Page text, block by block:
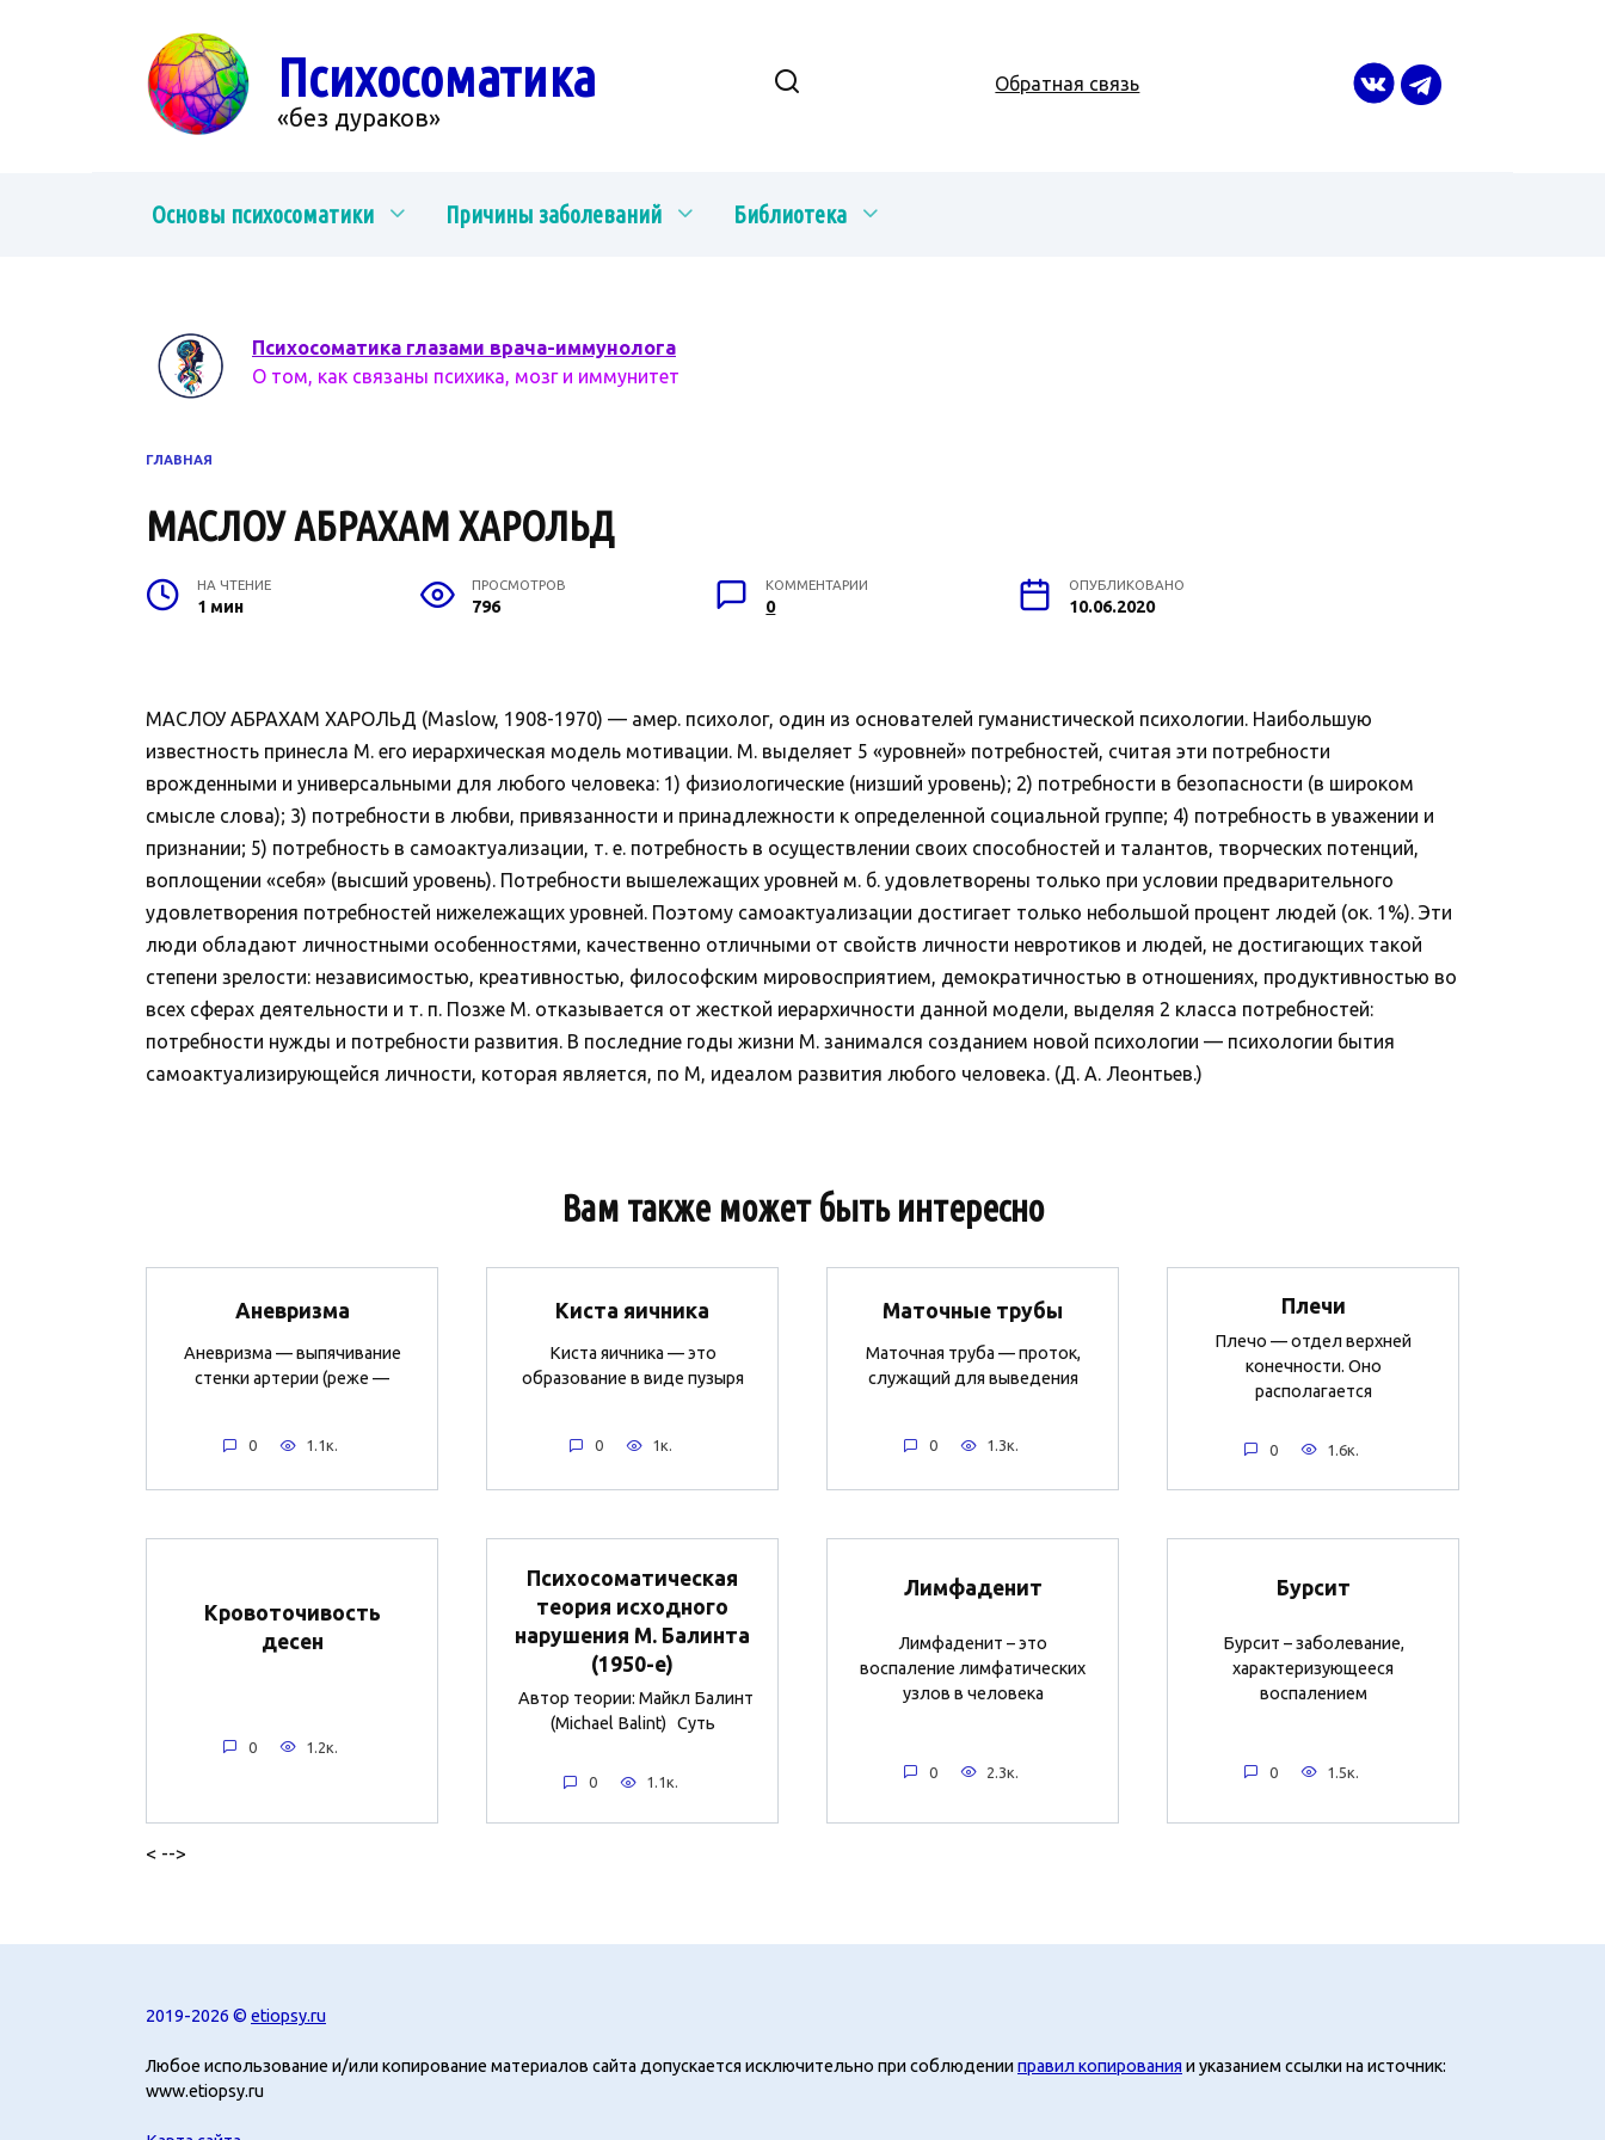
Психосоматика
«без дураков»
Обратная связь
Основы психосоматики Причины заболеваний Библиотека
Психосоматика глазами врача-иммунолога
О том, как связаны психика, мозг и иммунитет
ГЛАВНАЯ
МАСЛОУ АБРАХАМ ХАРОЛЬД
НА ЧТЕНИЕ
1 мин
ПРОСМОТРОВ
796
КОММЕНТАРИИ
0
ОПУБЛИКОВАНО
10.06.2020
МАСЛОУ АБРАХАМ ХАРОЛЬД (Maslow, 1908-1970) — амер. психолог, один из основателей гуманистической психологии. Наибольшую
известность принесла М. его иерархическая модель мотивации. М. выделяет 5 «уровней» потребностей, считая эти потребности
врожденными и универсальными для любого человека: 1) физиологические (низший уровень); 2) потребности в безопасности (в широком
смысле слова); 3) потребности в любви, привязанности и принадлежности к определенной социальной группе; 4) потребность в уважении и
признании; 5) потребность в самоактуализации, т. е. потребность в осуществлении своих способностей и талантов, творческих потенций,
воплощении «себя» (высший уровень). Потребности вышележащих уровней м. б. удовлетворены только при условии предварительного
удовлетворения потребностей нижележащих уровней. Поэтому самоактуализации достигает только небольшой процент людей (ок. 1%). Эти
люди обладают личностными особенностями, качественно отличными от свойств личности невротиков и людей, не достигающих такой
степени зрелости: независимостью, креативностью, философским мировосприятием, демократичностью в отношениях, продуктивностью во
всех сферах деятельности и т. п. Позже М. отказывается от жесткой иерархичности данной модели, выделяя 2 класса потребностей:
потребности нужды и потребности развития. В последние годы жизни М. занимался созданием новой психологии — психологии бытия
самоактуализирующейся личности, которая является, по М, идеалом развития любого человека. (Д. А. Леонтьев.)
Вам также может быть интересно
Аневризма
Аневризма — выпячивание
стенки артерии (реже —
0 1.1к.
Киста яичника
Киста яичника — это
образование в виде пузыря
0 1к.
Маточные трубы
Маточная труба — проток,
служащий для выведения
0 1.3к.
Плечи
Плечо — отдел верхней
конечности. Оно
располагается
0 1.6к.
Кровоточивость
десен
0 1.2к.
Психосоматическая
теория исходного
нарушения М. Балинта
(1950-е)
Автор теории: Майкл Балинт
(Michael Balint) Суть
0 1.1к.
Лимфаденит
Лимфаденит – это
воспаление лимфатических
узлов в человека
0 2.3к.
Бурсит
Бурсит – заболевание,
характеризующееся
воспалением
0 1.5к.
< -->
2019-2026 © etiopsy.ru
Любое использование и/или копирование материалов сайта допускается исключительно при соблюденииправил копирования и указанием ссылки на источник:
www.etiopsy.ru